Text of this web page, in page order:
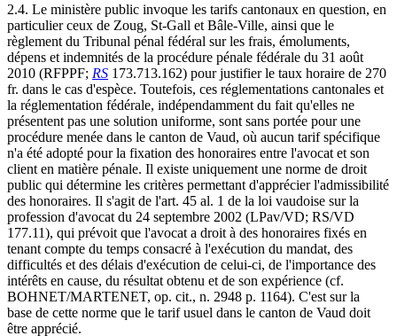
2.4. Le ministère public invoque les tarifs cantonaux en question, en
particulier ceux de Zoug, St-Gall et Bâle-Ville, ainsi que le
règlement du Tribunal pénal fédéral sur les frais, émoluments,
dépens et indemnités de la procédure pénale fédérale du 31 août
2010 (RFPPF; RS 173.713.162) pour justifier le taux horaire de 270
fr. dans le cas d'espèce. Toutefois, ces réglementations cantonales et
la réglementation fédérale, indépendamment du fait qu'elles ne
présentent pas une solution uniforme, sont sans portée pour une
procédure menée dans le canton de Vaud, où aucun tarif spécifique
n'a été adopté pour la fixation des honoraires entre l'avocat et son
client en matière pénale. Il existe uniquement une norme de droit
public qui détermine les critères permettant d'apprécier l'admissibilité
des honoraires. Il s'agit de l'art. 45 al. 1 de la loi vaudoise sur la
profession d'avocat du 24 septembre 2002 (LPav/VD; RS/VD
177.11), qui prévoit que l'avocat a droit à des honoraires fixés en
tenant compte du temps consacré à l'exécution du mandat, des
difficultés et des délais d'exécution de celui-ci, de l'importance des
intérêts en cause, du résultat obtenu et de son expérience (cf.
BOHNET/MARTENET, op. cit., n. 2948 p. 1164). C'est sur la
base de cette norme que le tarif usuel dans le canton de Vaud doit
être apprécié.